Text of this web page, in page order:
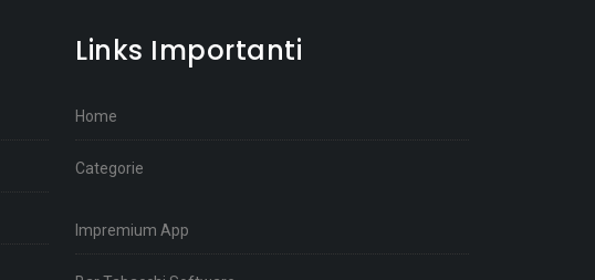
Links Importanti
Home
Categorie
Impremium App